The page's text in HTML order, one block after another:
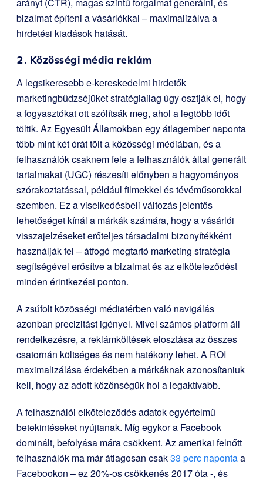
bizalmat építeni a vásárlókkal – maximalizálva a
hirdetési kiadások hatását.
2. Közösségi média reklám
A legsikeresebb e-kereskedelmi hirdetők
marketingbüdzséjüket stratégiailag úgy osztják el, hogy
a fogyasztókat ott szólítsák meg, ahol a legtöbb időt
töltik. Az Egyesült Államokban egy átlagember naponta
több mint két órát tölt a közösségi médiában, és a
felhasználók csaknem fele a felhasználók által generált
tartalmakat (UGC) részesíti előnyben a hagyományos
szórakoztatással, például filmekkel és tévéműsorokkal
szemben. Ez a viselkedésbeli változás jelentős
lehetőséget kínál a márkák számára, hogy a vásárlói
visszajelzéseket erőteljes társadalmi bizonyítékként
használják fel – átfogó megtartó marketing stratégia
segítségével erősítve a bizalmat és az elköteleződést
minden érintkezési ponton.
A zsúfolt közösségi médiatérben való navigálás
azonban precizitást igényel. Mivel számos platform áll
rendelkezésre, a reklámköltések elosztása az összes
csatornán költséges és nem hatékony lehet. A ROI
maximalizálása érdekében a márkáknak azonosítaniuk
kell, hogy az adott közönségük hol a legaktívabb.
A felhasználói elköteleződés adatok egyértelmű
betekintéseket nyújtanak. Míg egykor a Facebook
dominált, befolyása mára csökkent. Az amerikai felnőtt
felhasználók ma már átlagosan csak33 perc napontaa
Facebookon – ez 20%-os csökkenés 2017 óta -, és